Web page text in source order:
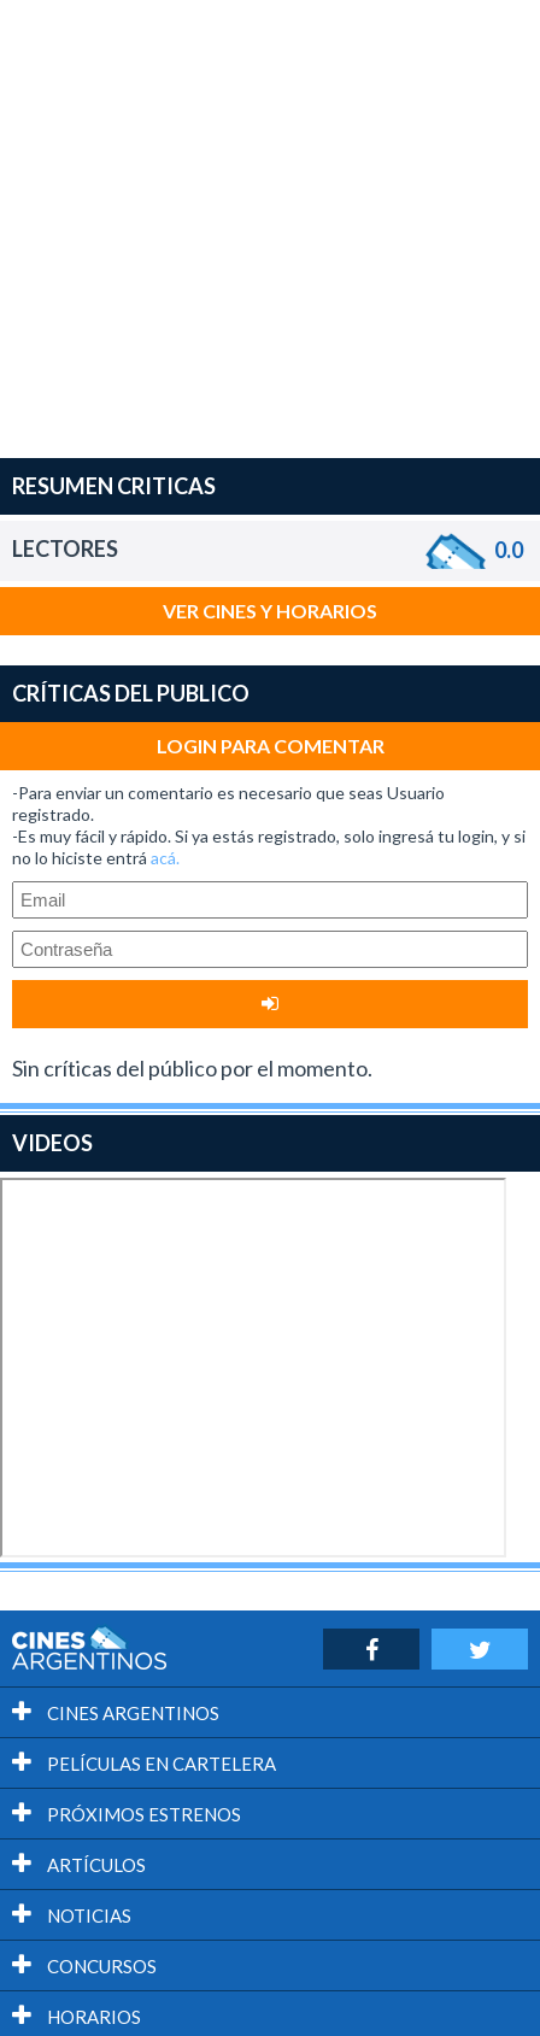
RESUMEN CRITICAS
LECTORES 0.0
VER CINES Y HORARIOS
CRÍTICAS DEL PUBLICO
LOGIN PARA COMENTAR
-Para enviar un comentario es necesario que seas Usuario
registrado.
-Es muy fácil y rápido. Si ya estás registrado, solo ingresá tu login, y si
no lo hiciste entrá acá.
Sin críticas del público por el momento.
VIDEOS
CINES ARGENTINOS
PELÍCULAS EN CARTELERA
PRÓXIMOS ESTRENOS
ARTÍCULOS
NOTICIAS
CONCURSOS
HORARIOS